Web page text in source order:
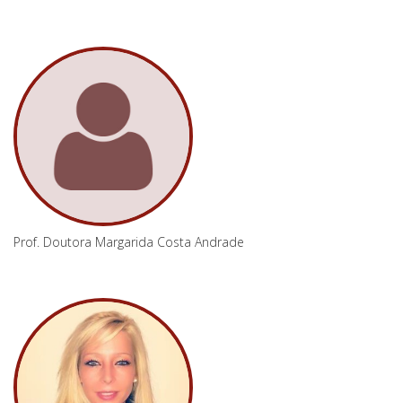
Prof. Doutora Margarida Costa Andrade